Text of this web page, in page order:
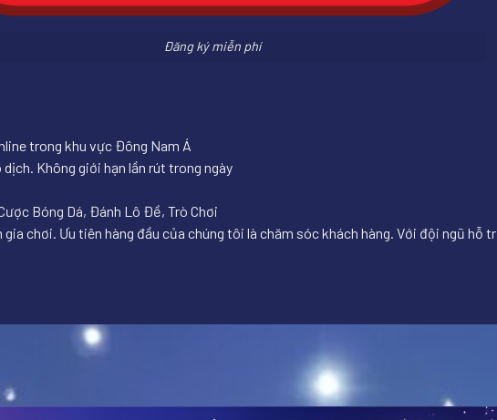
Đăng ký miễn phí
trong khu vực Đông Nam Á
Không giới hạn lần rút trong ngày
Bóng Dá, Đánh Lô Đề, Trò Chơi
chơi. Ưu tiên hàng đầu của chúng tôi là chăm sóc khách hàng. Với đội ngũ hỗ